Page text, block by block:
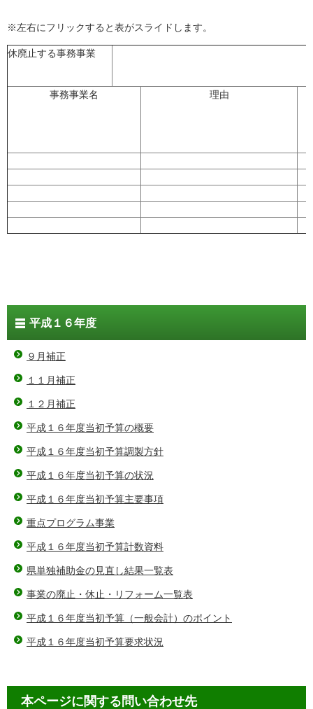
※左右にフリックすると表がスライドします。
休廃止する事務事業
事務事業名 理由
平成１６年度
９月補正
１１月補正
１２月補正
平成１６年度当初予算の概要
平成１６年度当初予算調製方針
平成１６年度当初予算の状況
平成１６年度当初予算主要事項
重点プログラム事業
平成１６年度当初予算計数資料
県単独補助金の見直し結果一覧表
事業の廃止・休止・リフォーム一覧表
平成１６年度当初予算（一般会計）のポイント
平成１６年度当初予算要求状況
本ページに関する問い合わせ先